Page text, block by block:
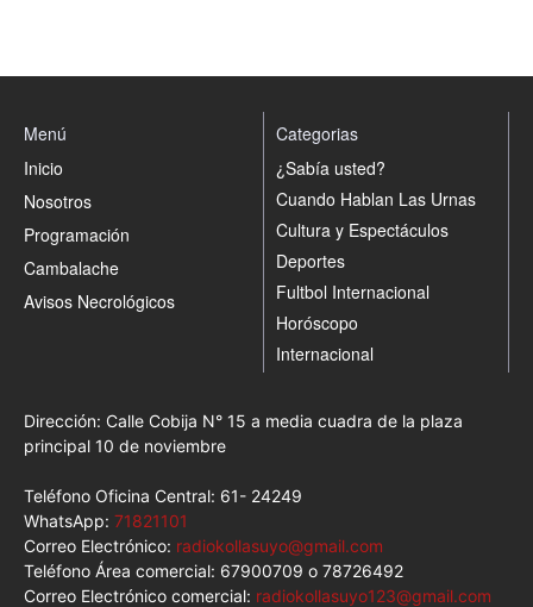
Menú
Inicio
Nosotros
Programación
Cambalache
Avisos Necrológicos
Categorias
¿Sabía usted?
Cuando Hablan Las Urnas
Cultura y Espectáculos
Deportes
Fultbol Internacional
Horóscopo
Internacional
Dirección: Calle Cobija N° 15 a media cuadra de la plaza
principal 10 de noviembre
Teléfono Oficina Central: 61- 24249
WhatsApp: 71821101
Correo Electrónico: radiokollasuyo@gmail.com
Teléfono Área comercial: 67900709 o 78726492
Correo Electrónico comercial: radiokollasuyo123@gmail.com